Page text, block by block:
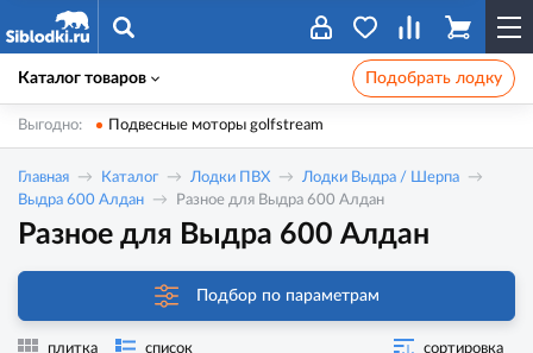
Каталог товаров Подобрать лодку
Выгодно: Подвесные моторы golfstream
Главная Каталог Лодки ПВХ
Лодки Выдра / Шерпа
Выдра 600 Алдан
Разное для Выдра 600 Алдан
Разное для Выдра 600 Алдан
Подбор по параметрам
плитка список сортировка